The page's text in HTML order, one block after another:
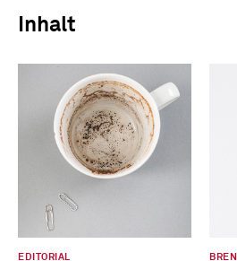
Inhalt
EDITORIAL